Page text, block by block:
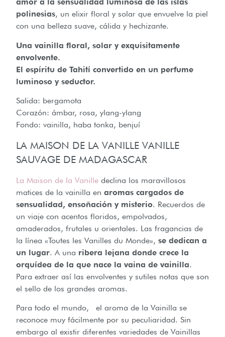
amor a la sensualidad luminosa de las islas
polinesias, un elixir floral y solar que envuelve la piel
con una belleza suave, cálida y hechizante.
Una vainilla floral, solar y exquisitamente
envolvente.
El espíritu de Tahití convertido en un perfume
luminoso y seductor.
Salida: bergamota
Corazón: ámbar, rosa, ylang-ylang
Fondo: vainilla, haba tonka, benjuí
LA MAISON DE LA VANILLE VANILLE
SAUVAGE DE MADAGASCAR
La Maison de la Vanille declina los maravillosos
matices de la vainilla en aromas cargados de
sensualidad, ensoñación y misterio. Recuerdos de
un viaje con acentos floridos, empolvados,
amaderados, frutales u orientales. Las fragancias de
la línea «Toutes les Vanilles du Monde», se dedican a
un lugar. A una ribera lejana donde crece la
orquídea de la que nace la vaina de vainilla.
Para extraer así las envolventes y sutiles notas que son
el sello de los grandes aromas.
Para todo el mundo, el aroma de la Vainilla se
reconoce muy fácilmente por su peculiaridad. Sin
embargo al existir diferentes variedades de Vainillas